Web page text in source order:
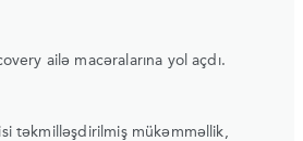
ailə macəralarına yol açdı.
təkmilləşdirilmiş mükəmməllik,